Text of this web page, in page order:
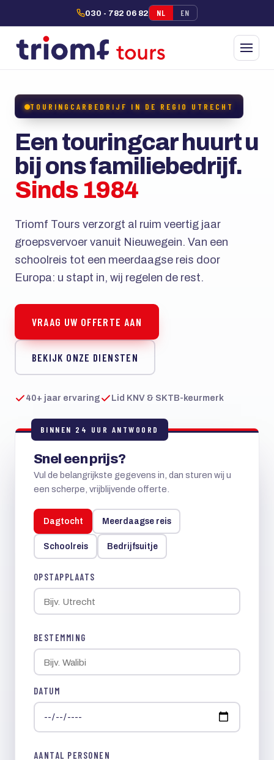
030 - 782 06 82 NL EN
TOURINGCARBEDRIJF IN DE REGIO UTRECHT
Een touringcar huurt u
bij ons familiebedrijf.
Sinds 1984
Triomf Tours verzorgt al ruim veertig jaar
groepsvervoer vanuit Nieuwegein. Van een
schoolreis tot een meerdaagse reis door
Europa: u stapt in, wij regelen de rest.
VRAAG UW OFFERTE AAN
BEKIJK ONZE DIENSTEN
40+ jaar ervaring Lid KNV & SKTB-keurmerk
BINNEN 24 UUR ANTWOORD
Snel een prijs?
Vul de belangrijkste gegevens in, dan sturen wij u
een scherpe, vrijblijvende offerte.
Dagtocht Meerdaagse reis
Schoolreis Bedrijfsuitje
OPSTAPPLAATS
BESTEMMING
DATUM
AANTAL PERSONEN